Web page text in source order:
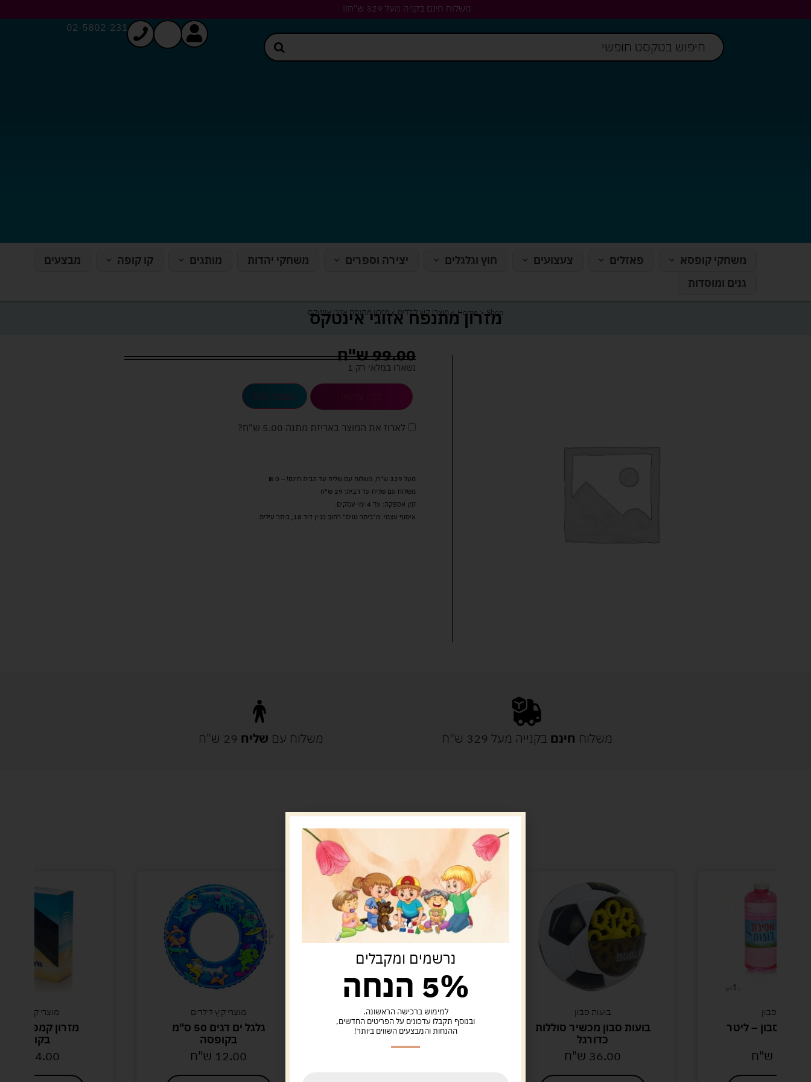
משלוח חינם בקניה מעל 329 ש"ח!!
02-5802-231
משחקי קופסא פאזלים צעצועים חוץ וגלגלים יצירה וספרים משחקי יהדות מותגים קו קופה
מבצעים
גנים ומוסדות
Home>Shop
>מוצרי קיץ לילדים>מזרון מתנפח אזוגי אינטקס
מזרון מתנפח אזוגי אינטקס
99.00ש"ח
נשארו במלאי רק 1
הוספה לסל
לארוז את המוצר באריזת מתנה 5.00 ש"ח ?
מעל 329 ש"ח, משלוח עם שליח עד הבית חינם! – 0 ₪
משלוח עם שליח עד הבית: 29 ש"ח
זמן אספקה: עד 4 ימי עסקים.
איסוף עצמי: מ"ביתר טויס" רחוב בניין דוד 18, ביתר עילית.
משלוח חינם בקנייה מעל 329 ש"ח משלוח עם שליח 29 ש"ח
מוצרים קשורים
בועות סבון
סבון – ליטר
ש"ח
בועות סבון
בועות סבון מכשיר סוללות
כדורגל
36.00 ש"ח
בריכות
משאבת ניפוח ידנית – 30
מוצרי קיץ לילדים
גלגל ים דגים 50 ס"מ
בקופסה
12.00 ש"ח
מוצרי קיץ לילדים
מזרון קמפינג
בקופסה
64.00
נרשמים ומקבלים
5% הנחה
למימוש ברכישה הראשונה.
ובנוסף תקבלו עדכונים על הפריטים החדשים,
ההנחות והמבצעים השווים ביותר!